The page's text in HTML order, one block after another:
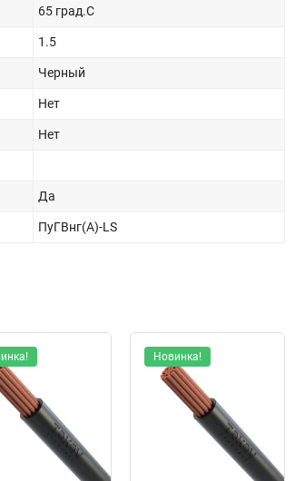
65 град.C
1.5
Черный
Нет
Нет
Да
ПуГВнг(А)-LS
Новинка!